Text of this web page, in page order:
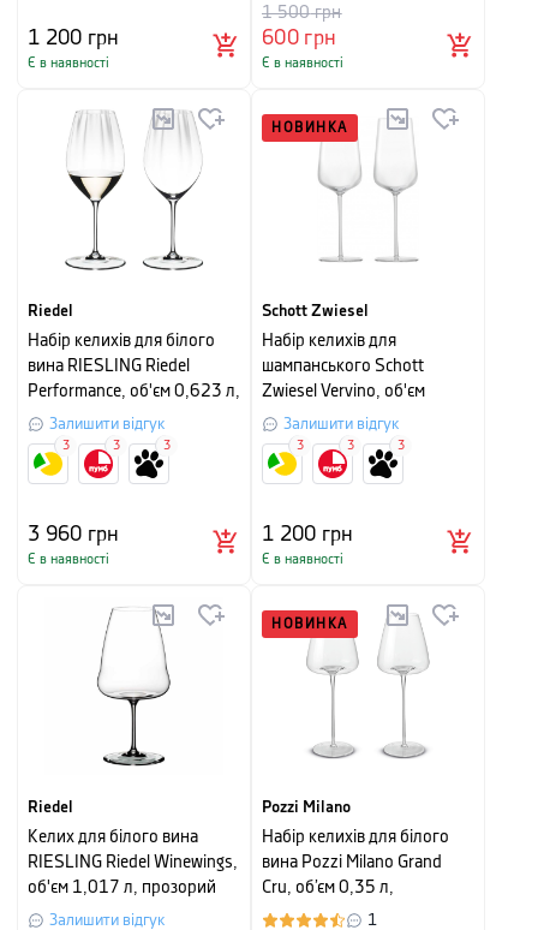
1 200 грн
Є в наявності
600грн
1 500грн
Є в наявності
Riedel
Набір келихів для білого
вина RIESLING Riedel
Performance, об'єм 0,623 л,
прозорий, 2 штуки
Залишити відгук
3 960 грн
Є в наявності
3 3 3
НОВИНКА
Schott Zwiesel
Набір келихів для
шампанського Schott
Zwiesel Vervino, об'єм
0,348 л, прозорий, 2 шт
Залишити відгук
1 200 грн
Є в наявності
3 3 3
Riedel
Келих для білого вина
RIESLING Riedel Winewings,
об'єм 1,017 л, прозорий
Залишити відгук
НОВИНКА
Pozzi Milano
Набір келихів для білого
вина Pozzi Milano Grand
Cru, об’єм 0,35 л,
прозорий, 2 шт1